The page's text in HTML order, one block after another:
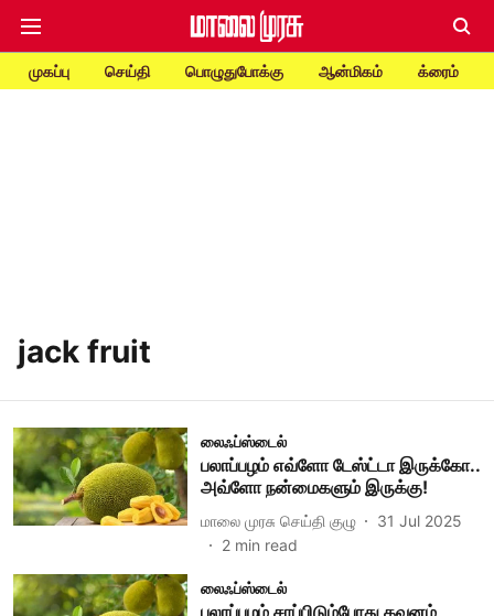
முகப்பு செய்தி பொழுதுபோக்கு ஆன்மிகம் க்ரைம்
jack fruit
லைஃப்ஸ்டைல்
பலாப்பழம் எவ்ளோ டேஸ்ட்டா இருக்கோ..
அவ்ளோ நன்மைகளும் இருக்கு!
மாலை முரசு செய்தி குழு
31 Jul 2025
2 min read
லைஃப்ஸ்டைல்
பலாப்பழம் சாப்பிடும்போது கவனம்